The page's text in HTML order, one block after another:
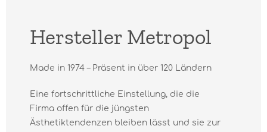
Hersteller Metropol
Made in 1974 – Präsent in über 120 Ländern
Eine fortschrittliche Einstellung, die die
Firma offen für die jüngsten
Ästhetiktendenzen bleiben lässt und sie zur